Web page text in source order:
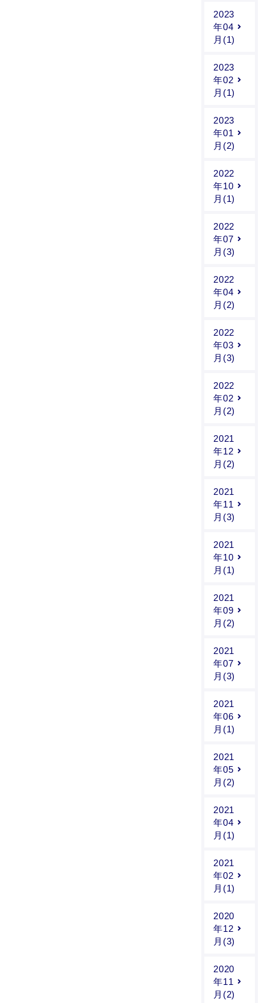
2023
年04
月(1)
2023
年02
月(1)
2023
年01
月(2)
2022
年10
月(1)
2022
年07
月(3)
2022
年04
月(2)
2022
年03
月(3)
2022
年02
月(2)
2021
年12
月(2)
2021
年11
月(3)
2021
年10
月(1)
2021
年09
月(2)
2021
年07
月(3)
2021
年06
月(1)
2021
年05
月(2)
2021
年04
月(1)
2021
年02
月(1)
2020
年12
月(3)
2020
年11
月(2)